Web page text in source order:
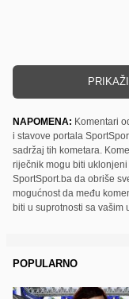
NAPOMENA: Komentari
i stavove portala
sadržaj tih kometara.
riječnik mogu biti
SportSport.ba da obriše
mogućnost da među
biti u suprotnosti sa vašim
POPULARNO